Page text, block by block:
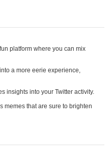
fun platform where you can mix
a more eerie experience,
insights into your Twitter activity.
memes that are sure to brighten